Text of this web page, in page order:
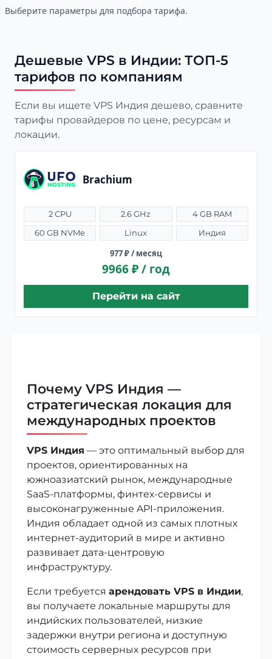
Выберите параметры для подбора тарифа.
Дешевые VPS в Индии: ТОП-5
тарифов по компаниям
Если вы ищете VPS Индия дешево, сравните
тарифы провайдеров по цене, ресурсам и
локации.
Brachium
2 CPU 2.6 GHz
4 GB RAM
60 GB NVMe
Linux Индия
977 ₽ / месяц
9966 ₽ / год
Перейти на сайт
Почему VPS Индия —
стратегическая локация для
международных проектов
VPS Индия — это оптимальный выбор для
проектов, ориентированных на
южноазиатский рынок, международные
SaaS-платформы, финтех-сервисы и
высоконагруженные API-приложения.
Индия обладает одной из самых плотных
интернет-аудиторий в мире и активно
развивает дата-центровую
инфраструктуру.
Если требуется арендовать VPS в Индии,
вы получаете локальные маршруты для
индийских пользователей, низкие
задержки внутри региона и доступную
стоимость серверных ресурсов при